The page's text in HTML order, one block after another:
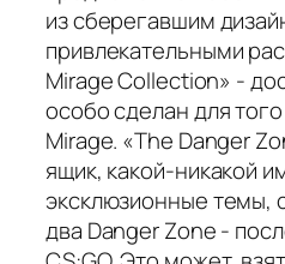
из сберегавшим
привлекательными
Mirage Collection» -
особо сделан для
Mirage. «The Danger
ящик, какой-никакой
эксклюзионные темы,
два Danger Zone -